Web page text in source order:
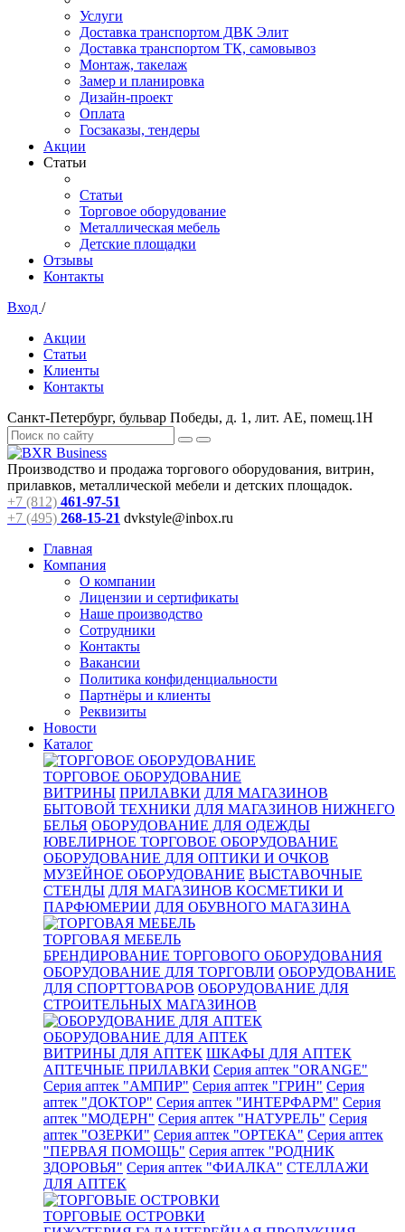
Услуги
Доставка транспортом ДВК Элит
Доставка транспортом ТК, самовывоз
Монтаж, такелаж
Замер и планировка
Дизайн-проект
Оплата
Госзаказы, тендеры
Акции
Статьи
Статьи
Торговое оборудование
Металлическая мебель
Детские площадки
Отзывы
Контакты
Вход /
Акции
Статьи
Клиенты
Контакты
Санкт-Петербург, бульвар Победы, д. 1, лит. АЕ, помещ.1Н
Производство и продажа торгового оборудования, витрин,
прилавков, металлической мебели и детских площадок.
+7 (812) 461-97-51
+7 (495) 268-15-21 dvkstyle@inbox.ru
Главная
Компания
О компании
Лицензии и сертификаты
Наше производство
Сотрудники
Контакты
Вакансии
Политика конфиденциальности
Партнёры и клиенты
Реквизиты
Новости
Каталог
ТОРГОВОЕ ОБОРУДОВАНИЕ
ВИТРИНЫ ПРИЛАВКИ ДЛЯ МАГАЗИНОВ
БЫТОВОЙ ТЕХНИКИ ДЛЯ МАГАЗИНОВ НИЖНЕГО
БЕЛЬЯ ОБОРУДОВАНИЕ ДЛЯ ОДЕЖДЫ
ЮВЕЛИРНОЕ ТОРГОВОЕ ОБОРУДОВАНИЕ
ОБОРУДОВАНИЕ ДЛЯ ОПТИКИ И ОЧКОВ
МУЗЕЙНОЕ ОБОРУДОВАНИЕ ВЫСТАВОЧНЫЕ
СТЕНДЫ ДЛЯ МАГАЗИНОВ КОСМЕТИКИ И
ПАРФЮМЕРИИ ДЛЯ ОБУВНОГО МАГАЗИНА
ТОРГОВАЯ МЕБЕЛЬ
БРЕНДИРОВАНИЕ ТОРГОВОГО ОБОРУДОВАНИЯ
ОБОРУДОВАНИЕ ДЛЯ ТОРГОВЛИ ОБОРУДОВАНИЕ
ДЛЯ СПОРТТОВАРОВ ОБОРУДОВАНИЕ ДЛЯ
СТРОИТЕЛЬНЫХ МАГАЗИНОВ
ОБОРУДОВАНИЕ ДЛЯ АПТЕК
ВИТРИНЫ ДЛЯ АПТЕК ШКАФЫ ДЛЯ АПТЕК
АПТЕЧНЫЕ ПРИЛАВКИ Серия аптек "ORANGE"
Серия аптек "АМПИР" Серия аптек "ГРИН" Серия
аптек "ДОКТОР" Серия аптек "ИНТЕРФАРМ" Серия
аптек "МОДЕРН" Серия аптек "НАТУРЕЛЬ" Серия
аптек "ОЗЕРКИ" Серия аптек "ОРТЕКА" Серия аптек
"ПЕРВАЯ ПОМОЩЬ" Серия аптек "РОДНИК
ЗДОРОВЬЯ" Серия аптек "ФИАЛКА" СТЕЛЛАЖИ
ДЛЯ АПТЕК
ТОРГОВЫЕ ОСТРОВКИ